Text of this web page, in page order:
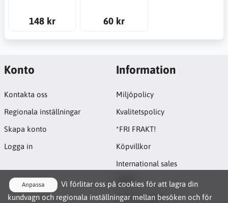
148 kr 60 kr
Anpassa
Vi förlitar oss på cookies för att lagra din
kundvagn och regionala inställningar mellan besöken och för
Konto
Kontakta oss
Regionala inställningar
Skapa konto
Logga in
Information
Miljöpolicy
Kvalitetspolicy
*FRI FRAKT!
Köpvillkor
International sales
GDPR
Cookie-policy